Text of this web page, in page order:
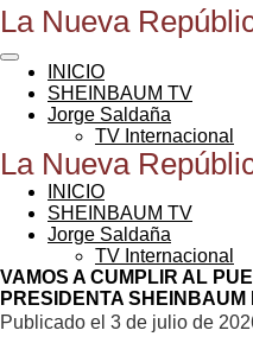
Ir
contenido
principal
La Nueva
INICIO
SHEINBAUM TV
Jorge Saldaña
TV Internacional
La Nueva
INICIO
SHEINBAUM TV
Jorge Saldaña
TV Internacional
VAMOS A CUMPLIR AL
PRESIDENTA
Publicado el 3 de julio de